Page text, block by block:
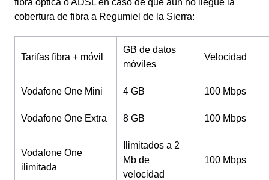
fibra óptica o ADSL en caso de que aún no llegue la
cobertura de fibra a Regumiel de la Sierra:
Tarifas fibra + móvil
GB de datos
móviles
Velocidad
Vodafone One Mini 4 GB 100 Mbps
Vodafone One Extra 8 GB 100 Mbps
Vodafone One
ilimitada
Ilimitados a 2
Mb de
velocidad
100 Mbps